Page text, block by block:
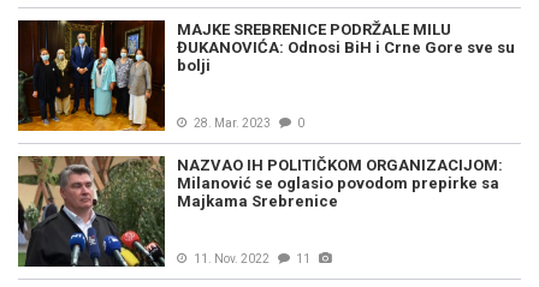
MAJKE SREBRENICE PODRŽALE MILU
ĐUKANOVIĆA: Odnosi BiH i Crne Gore sve su
bolji
28. Mar. 2023 0
NAZVAO IH POLITIČKOM ORGANIZACIJOM:
Milanović se oglasio povodom prepirke sa
Majkama Srebrenice
11. Nov. 2022 11